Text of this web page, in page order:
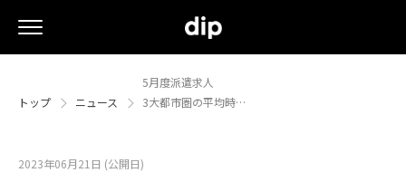
トップ ニュース
5月度派遣求人
3大都市圏の平均時…
2023年06月21日 (公開日)